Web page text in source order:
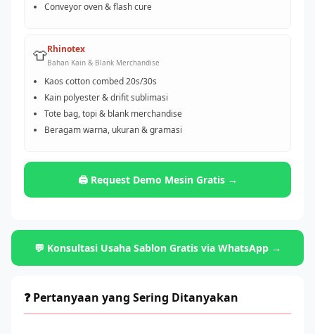
Conveyor oven & flash cure
👕Rhinotex
Bahan Kain & Blank Merchandise
Kaos cotton combed 20s/30s
Kain polyester & drifit sublimasi
Tote bag, topi & blank merchandise
Beragam warna, ukuran & gramasi
🖨️ Request Demo Mesin Gratis →
💬 Konsultasi Usaha Sablon Gratis via WhatsApp →
❓ Pertanyaan yang Sering Ditanyakan